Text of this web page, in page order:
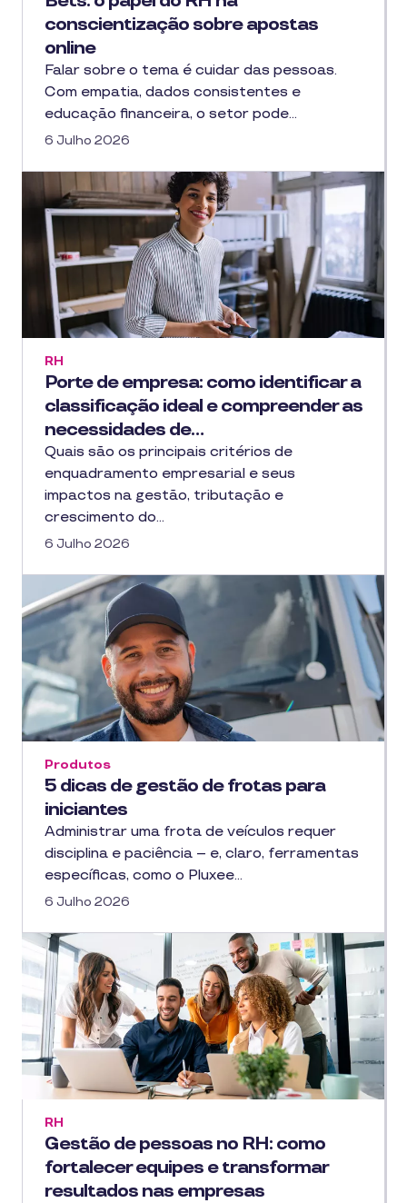
conscientização sobre apostas
online
Falar sobre o tema é cuidar das pessoas.
Com empatia, dados consistentes e
educação financeira, o setor pode…
6 Julho 2026
Porte de empresa: como identificar a
classificação ideal e compreender as
necessidades de…
RH
Quais são os principais critérios de
enquadramento empresarial e seus
impactos na gestão, tributação e
crescimento do…
6 Julho 2026
5 dicas de gestão de frotas para
iniciantes
Produtos
Administrar uma frota de veículos requer
disciplina e paciência – e, claro, ferramentas
específicas, como o Pluxee…
6 Julho 2026
Gestão de pessoas no RH: como
fortalecer equipes e transformar
resultados nas empresas
RH